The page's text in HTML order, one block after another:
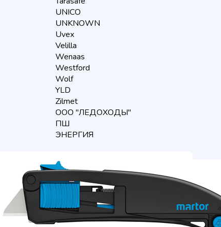
UNICO
UNKNOWN
Uvex
Velilla
Wenaas
Westford
Wolf
YLD
Zilmet
ООО "ЛЕДОХОДЫ"
ПШ
ЭНЕРГИЯ